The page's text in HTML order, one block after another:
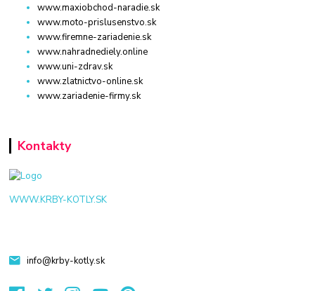
www.maxiobchod-naradie.sk
www.moto-prislusenstvo.sk
www.firemne-zariadenie.sk
www.nahradnediely.online
www.uni-zdrav.sk
www.zlatnictvo-online.sk
www.zariadenie-firmy.sk
Kontakty
WWW.KRBY-KOTLY.SK
info@krby-kotly.sk